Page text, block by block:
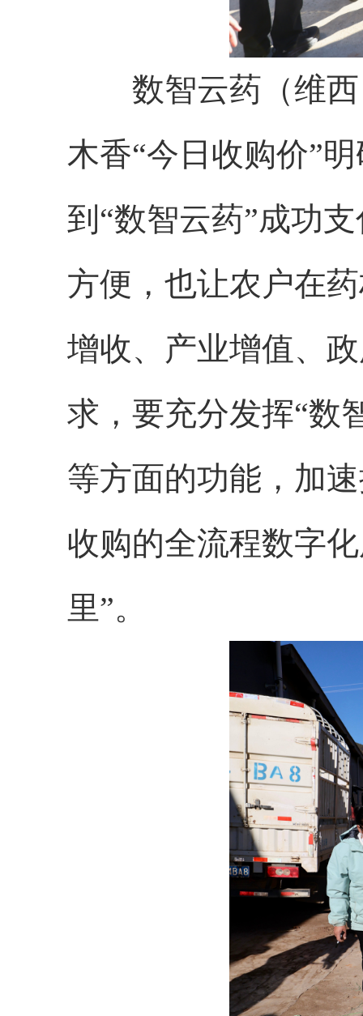
数智云药（维
木香“今日收购价”
到“数智云药”成功
方便，也让农户在
增收、产业增值、
求，要充分发挥“数
等方面的功能，加
收购的全流程数字
里”。